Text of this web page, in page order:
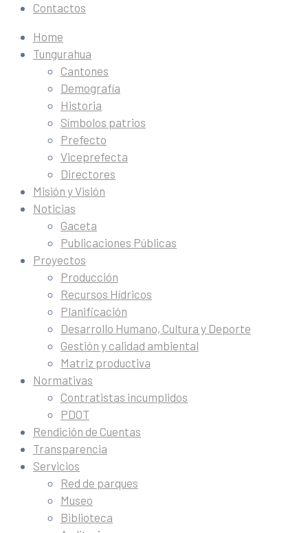
Contactos
Home
Tungurahua
Cantones
Demografía
Historia
Símbolos patrios
Prefecto
Viceprefecta
Directores
Misión y Visión
Noticias
Gaceta
Publicaciones Públicas
Proyectos
Producción
Recursos Hídricos
Planificación
Desarrollo Humano, Cultura y Deporte
Gestión y calidad ambiental
Matriz productiva
Normativas
Contratistas incumplidos
PDOT
Rendición de Cuentas
Transparencia
Servicios
Red de parques
Museo
Biblioteca